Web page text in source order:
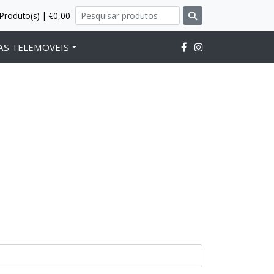
Produto(s) | €0,00
TELEMOVEIS